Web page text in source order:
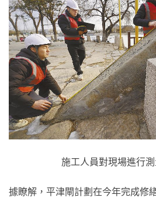
施工人員對現場進行測
據瞭解，平津閘計劃在今年完成修